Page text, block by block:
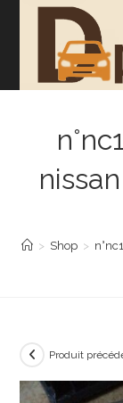
> Shop >
Produit